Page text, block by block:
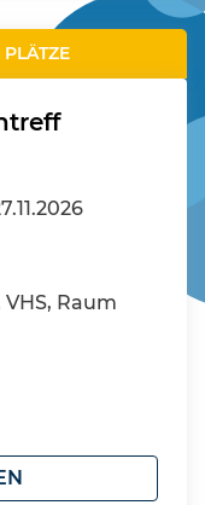
PLÄTZE
Raum